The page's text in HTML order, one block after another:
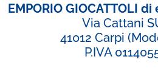
EMPORIO GIOCATTOLI
Via Cattani
41012 Carpi
P.IVA